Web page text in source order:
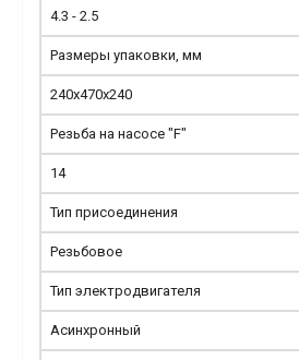
4.3 - 2.5
Размеры упаковки, мм
240х470х240
Резьба на насосе "F"
14
Тип присоединения
Резьбовое
Тип электродвигателя
Асинхронный